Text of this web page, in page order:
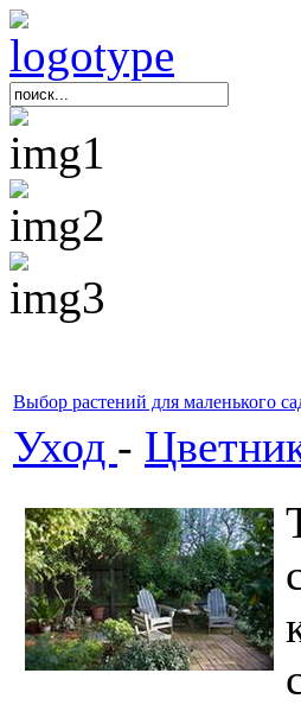
Выбор растений для маленького
Уход -